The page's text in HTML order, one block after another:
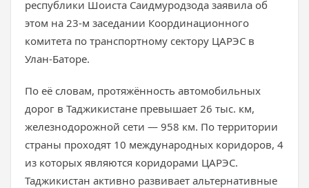
республики Шоиста Саидмуродзода заявила об
этом на 23-м заседании Координационного
комитета по транспортному сектору ЦАРЭС в
Улан-Баторе.
По её словам, протяжённость автомобильных
дорог в Таджикистане превышает 26 тыс. км,
железнодорожной сети — 958 км. По территории
страны проходят 10 международных коридоров, 4
из которых являются коридорами ЦАРЭС.
Таджикистан активно развивает альтернативные